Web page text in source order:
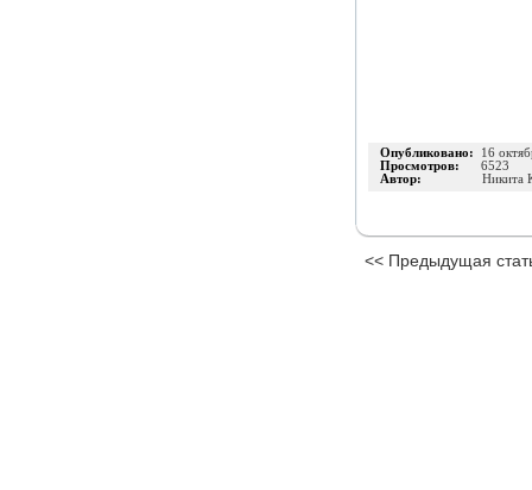
Опубликовано: 16
Просмотров: 6523
Автор:
Никита
<< Предыдущая